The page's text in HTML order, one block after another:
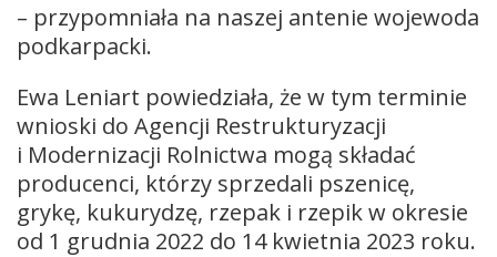
– przypomniała na naszej antenie wojewoda
podkarpacki.
Ewa Leniart powiedziała, że w tym terminie
wnioski do Agencji Restrukturyzacji
i Modernizacji Rolnictwa mogą składać
producenci, którzy sprzedali pszenicę,
grykę, kukurydzę, rzepak i rzepik w okresie
od 1 grudnia 2022 do 14 kwietnia 2023 roku.